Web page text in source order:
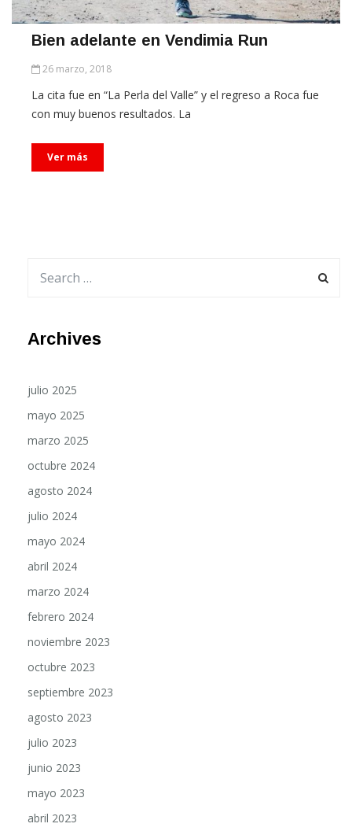
Bien adelante en Vendimia Run
La cita fue en “La Perla del Valle” y el regreso a Roca fue
con muy buenos resultados. La
mayo 2025
marzo 2025
octubre 2024
agosto 2024
julio 2024
mayo 2024
abril 2024
marzo 2024
febrero 2024
noviembre 2023
octubre 2023
septiembre 2023
agosto 2023
julio 2023
junio 2023
mayo 2023
abril 2023
marzo 2023